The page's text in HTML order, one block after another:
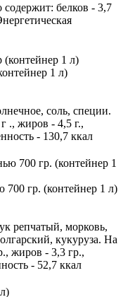
содержит: белков - 3,7
1 л)
соль, специи.
., жиров - 4,5 г.,
- 130,7 ккал
гр. (контейнер 1 л)
репчатый, морковь,
кукуруза. На
жиров - 3,3 гр.,
- 52,7 ккал